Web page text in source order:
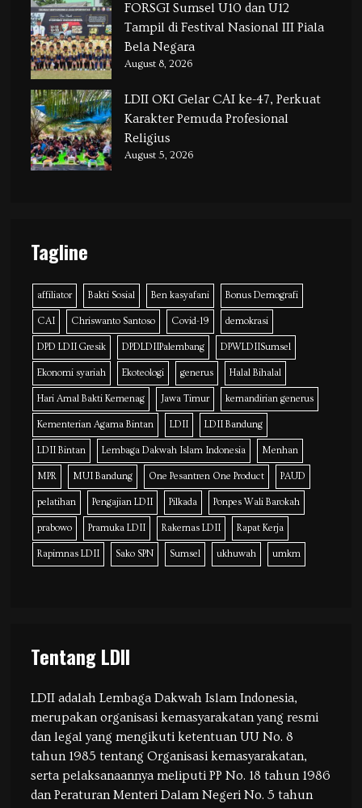
FORSGI Sumsel U10 dan U12
Tampil di Festival Nasional III Piala
Bela Negara
August 8, 2026
LDII OKI Gelar CAI ke-47, Perkuat
Karakter Pemuda Profesional
Religius
August 5, 2026
Tagline
affiliator Bakti Sosial Ben kasyafani Bonus Demografi
CAI Chriswanto Santoso Covid-19 demokrasi
DPD LDII Gresik DPDLDIIPalembang DPWLDIISumsel
Ekonomi syariah Ekoteologi generus Halal Bihalal
Hari Amal Bakti Kemenag Jawa Timur kemandirian generus
Kementerian Agama Bintan LDII LDII Bandung
LDII Bintan Lembaga Dakwah Islam Indonesia Menhan
MPR MUI Bandung One Pesantren One Product PAUD
pelatihan Pengajian LDII Pilkada Ponpes Wali Barokah
prabowo Pramuka LDII Rakernas LDII Rapat Kerja
Rapimnas LDII Sako SPN Sumsel ukhuwah umkm
Tentang LDII
LDII adalah Lembaga Dakwah Islam Indonesia,
merupakan organisasi kemasyarakatan yang resmi
dan legal yang mengikuti ketentuan UU No. 8
tahun 1985 tentang Organisasi kemasyarakatan,
serta pelaksanaannya meliputi PP No. 18 tahun 1986
dan Peraturan Menteri Dalam Negeri No. 5 tahun